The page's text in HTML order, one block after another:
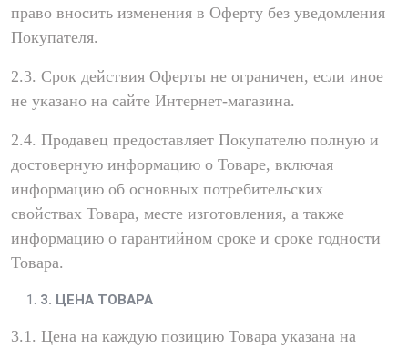
право вносить изменения в Оферту без уведомления
Покупателя.
2.3. Срок действия Оферты не ограничен, если иное
не указано на сайте Интернет-магазина.
2.4. Продавец предоставляет Покупателю полную и
достоверную информацию о Товаре, включая
информацию об основных потребительских
свойствах Товара, месте изготовления, а также
информацию о гарантийном сроке и сроке годности
Товара.
3. ЦЕНА ТОВАРА
3.1. Цена на каждую позицию Товара указана на